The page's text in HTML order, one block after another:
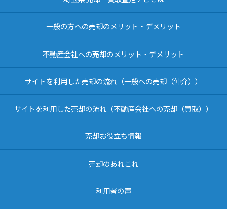
一般の方への売却のメリット・デメリット
不動産会社への売却のメリット・デメリット
サイトを利用した売却の流れ（一般への売却（仲介））
サイトを利用した売却の流れ（不動産会社への売却（買取））
売却お役立ち情報
売却のあれこれ
利用者の声